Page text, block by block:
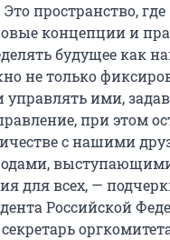
Это пространство, где
концепции и
будущее как
не только
управлять ими,
при этом
с нашими
для всех, —
Российской